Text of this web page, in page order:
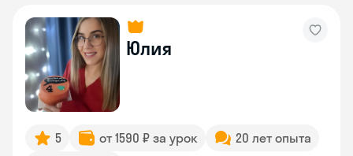
Юлия
5 от 1590 ₽ за урок
20 лет опыта